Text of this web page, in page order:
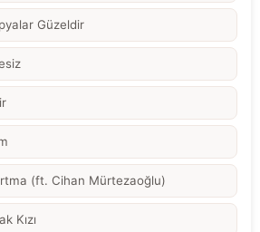
Güzeldir
(ft. Cihan Mürtezaoğlu)
Kızı